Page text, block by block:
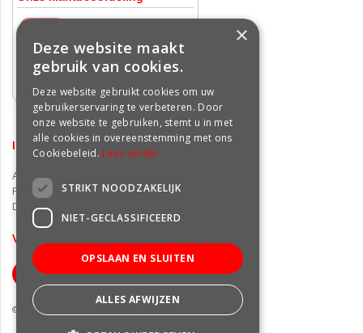
INFORMATIE
Algemene voorwaarden
Privacy statement
Disclaimer
VOLG ONS OP FACEBOOK
© Groencentrum Freek van der Wal
×
Deze website maakt
gebruik van cookies.
Deze website gebruikt cookies om uw
gebruikerservaring te verbeteren. Door
onze website te gebruiken, stemt u in met
alle cookies in overeenstemming met ons
Cookiebeleid. Lees verder
STRIKT NOODZAKELIJK
NIET-GECLASSIFICEERD
OPSLAAN EN SLUITEN
ALLES AFWIJZEN